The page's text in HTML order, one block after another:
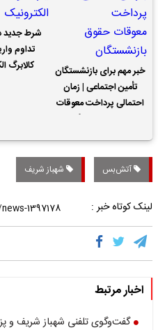
خبر مهم برای بازنشستگان
تأمین اجتماعی | زمان
احتمالی پرداخت معوقات
شرط جدید
تداوم
کالابرگ
آتش‌بس شهباز شریف
لینک کوتاه خبر :
اخبار مرتبط
گفت‌وگوی تلفنی شهباز شریف و